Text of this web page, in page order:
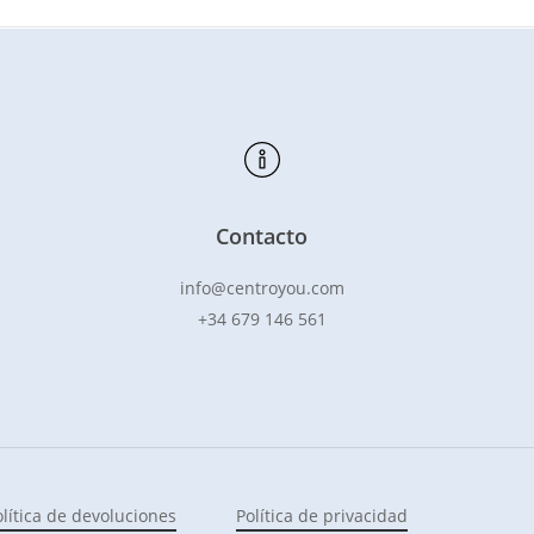
Contacto
info@centroyou.com
+34 679 146 561
de devoluciones Política de privacidad